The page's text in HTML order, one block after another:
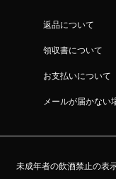
返品について
領収書について
お支払いについて
メールが届かない
未成年者の飲酒禁止の表